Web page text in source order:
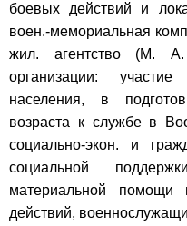
боевых действий и
воен.-мемориальная
жил. агентство (М.
организации:
населения, в
возраста к службе в
социально-экон. и
социальной
материальной
действий,